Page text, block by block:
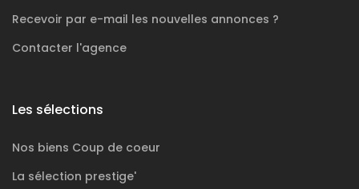
Recevoir par e-mail les nouvelles annonces ?
Contacter l'agence
Les sélections
Nos biens Coup de coeur
La sélection prestige'